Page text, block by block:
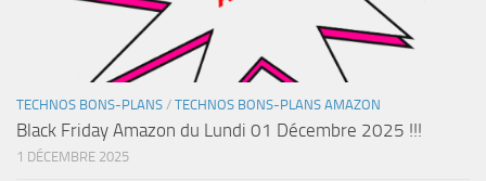
TECHNOS BONS-PLANS / TECHNOS BONS-PLANS AMAZON
Black Friday Amazon du Lundi 01 Décembre 2025 !!!
1 DÉCEMBRE 2025